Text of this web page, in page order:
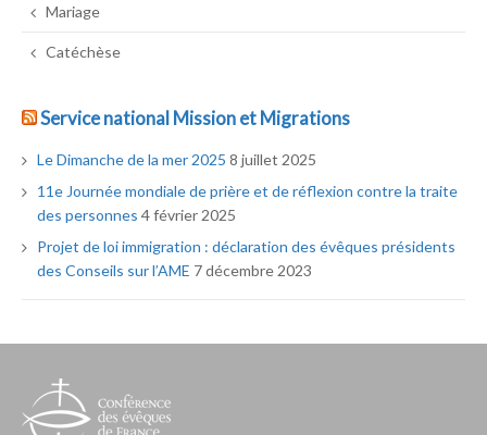
Mariage
Catéchèse
Service national Mission et Migrations
Le Dimanche de la mer 2025 8 juillet 2025
11e Journée mondiale de prière et de réflexion contre la traite
des personnes 4 février 2025
Projet de loi immigration : déclaration des évêques présidents
des Conseils sur l’AME 7 décembre 2023